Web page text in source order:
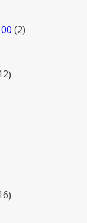
22
товаров
товаров